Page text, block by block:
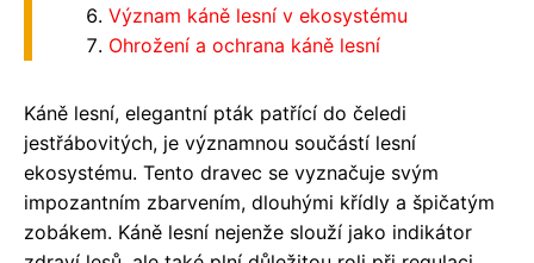
Význam káně lesní v ekosystému
Ohrožení a ochrana káně lesní
Káně lesní, elegantní pták patřící do čeledi
jestřábovitých, je významnou součástí lesní
ekosystému. Tento dravec se vyznačuje svým
impozantním zbarvením, dlouhými křídly a špičatým
zobákem. Káně lesní nejenže slouží jako indikátor